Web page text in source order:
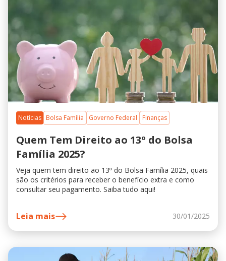
Notícias Bolsa Família Governo Federal Finanças
Quem Tem Direito ao 13º do Bolsa
Família 2025?
Veja quem tem direito ao 13º do Bolsa Família 2025, quais
são os critérios para receber o benefício extra e como
consultar seu pagamento. Saiba tudo aqui!
Leia mais 30/01/2025